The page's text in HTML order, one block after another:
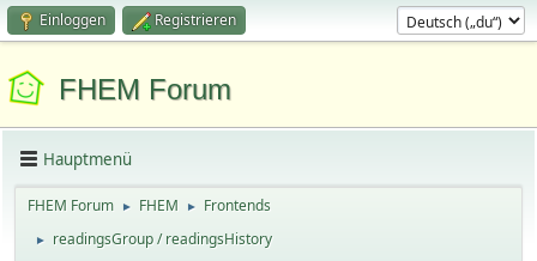
Einloggen Registrieren
FHEM Forum
Hauptmenü
FHEM Forum ► FHEM ► Frontends
► readingsGroup / readingsHistory